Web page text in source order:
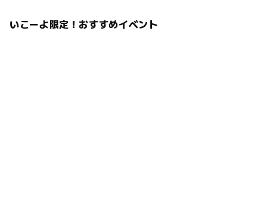
いこーよ限定！おすすめイベント